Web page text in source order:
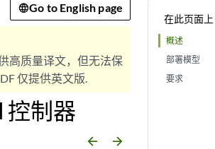
在此页面上
概述
部署模型
要求
Go to English page
高质量译文，但无法保
仅提供英文版.
控制器
arrow_backward arrow_forward